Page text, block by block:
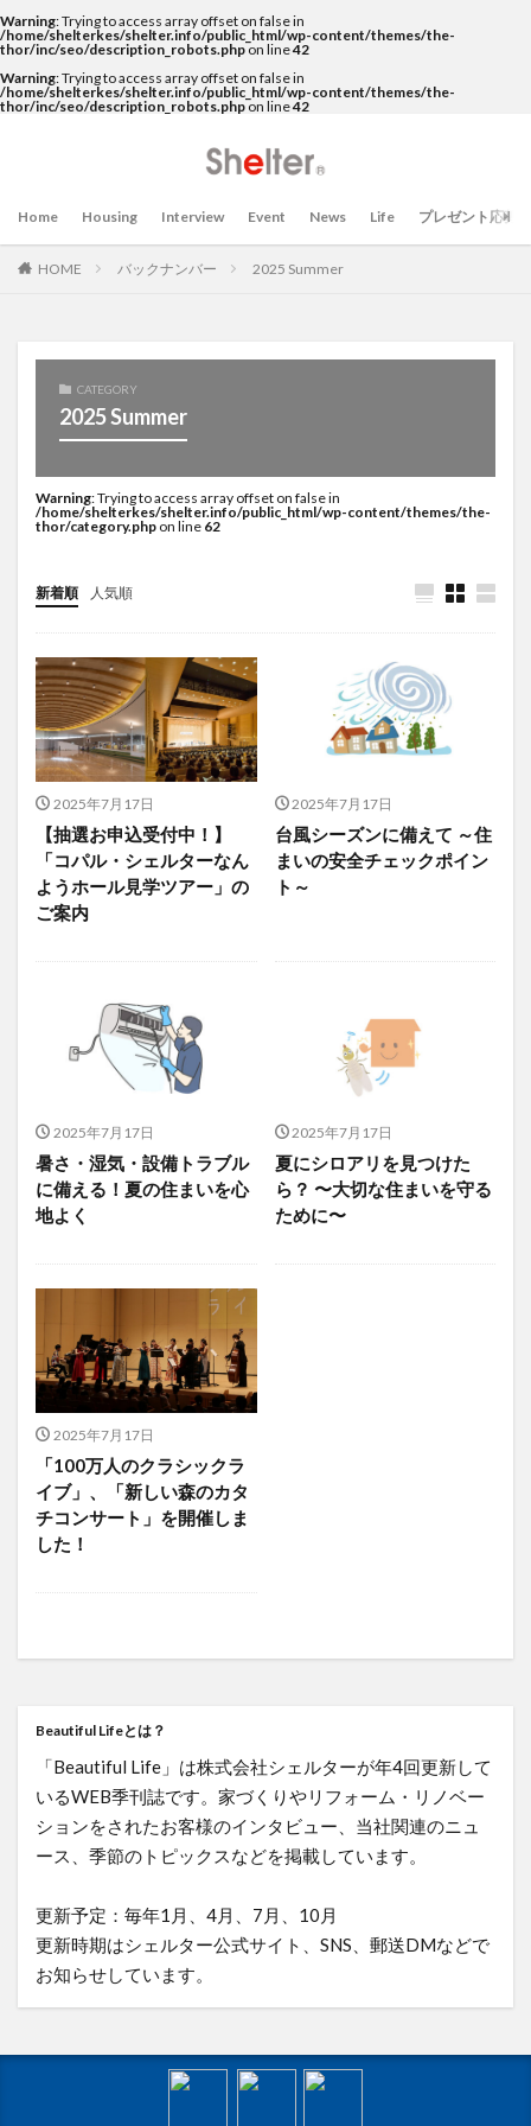
Warning: Trying to access array offset on false in
/home/shelterkes/shelter.info/public_html/wp-content/themes/the-
thor/inc/seo/description_robots.phpon line42
Warning: Trying to access array offset on false in
/home/shelterkes/shelter.info/public_html/wp-content/themes/the-
thor/inc/seo/description_robots.phpon line42
Home Housing Interview Event News Life プレゼント応募
HOME バックナンバー 2025 Summer
CATEGORY
2025 Summer
Warning: Trying to access array offset on false in
/home/shelterkes/shelter.info/public_html/wp-content/themes/the-
thor/category.php on line 62
新着順 人気順
2025年7月17日
【抽選お申込受付中！】
「コパル・シェルターなん
ようホール見学ツアー」の
ご案内
2025年7月17日
台風シーズンに備えて ～住
まいの安全チェックポイン
ト～
2025年7月17日
暑さ・湿気・設備トラブル
に備える！夏の住まいを心
地よく
2025年7月17日
夏にシロアリを見つけた
ら？ 〜大切な住まいを守る
ために〜
2025年7月17日
「100万人のクラシックラ
イブ」、「新しい森のカタ
チコンサート」を開催しま
した！
Beautiful Lifeとは？
「Beautiful Life」は株式会社シェルターが年4回更新して
いるWEB季刊誌です。家づくりやリフォーム・リノベー
ションをされたお客様のインタビュー、当社関連のニュ
ース、季節のトピックスなどを掲載しています。
更新予定：毎年1月、4月、7月、10月
更新時期はシェルター公式サイト、SNS、郵送DMなどで
お知らせしています。